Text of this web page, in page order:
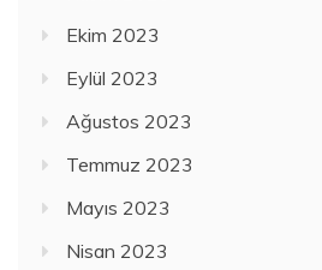
Ekim 2023
Eylül 2023
Ağustos 2023
Temmuz 2023
Mayıs 2023
Nisan 2023